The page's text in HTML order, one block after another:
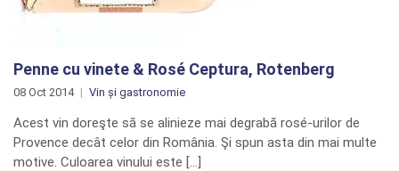
Penne cu vinete & Rosé Ceptura, Rotenberg
08 Oct 2014 Vin și gastronomie
Acest vin doreşte să se alinieze mai degrabă rosé-urilor de
Provence decât celor din România. Şi spun asta din mai multe
motive. Culoarea vinului este […]